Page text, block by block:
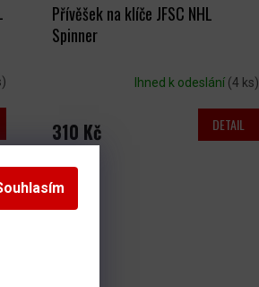
Přívěšek na klíče JFSC NHL
Spinner
Ihned k odeslání (4 ks)
310 Kč DETAIL